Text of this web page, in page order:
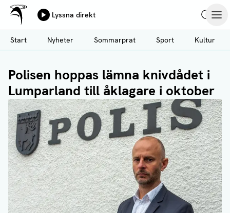
Hoppa
till
huvudinnehåll
Ålands Radio & TV
Lyssna direkt
Start
Nyheter Sommarprat Sport Kultur
Polisen hoppas lämna knivdådet i
Lumparland till åklagare i oktober